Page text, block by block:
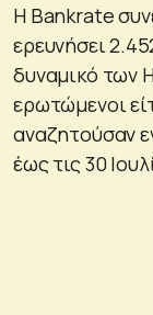
Η Bankrate
ερευνήσει
δυναμικό των
ερωτώμενοι
αναζητούσαν
έως τις 30